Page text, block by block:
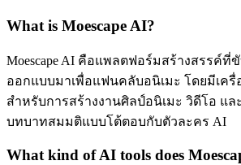
What is Moescape AI?
Moescape AI คือแพลตฟอร์มสร้างสรรค์ที่
ออกแบบมาเพื่อแฟนคลับอนิเมะ โดยมีเค
สำหรับการสร้างงานศิลป์อนิเมะ วิดีโอ แ
บทบาทสมมติแบบโต้ตอบกับตัวละคร AI
What kind of AI tools does